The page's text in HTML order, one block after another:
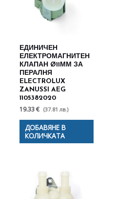
ЕДИНИЧЕН
ЕЛЕКТРОМАГНИТЕН
КЛАПАН Ø11ММ ЗА
ПЕРАЛНЯ
ELECTROLUX
ZANUSSI AEG
1105382020
19.33 € (37.81 лв.)
ДОБАВЯНЕ В
КОЛИЧКАТА